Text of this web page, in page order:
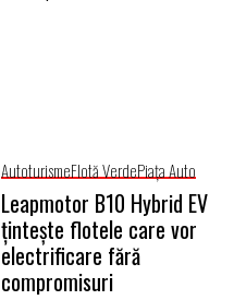
AutoturismeFlotă VerdePiaţa Auto
Leapmotor B10 Hybrid EV
țintește flotele care vor
electrificare fără
compromisuri